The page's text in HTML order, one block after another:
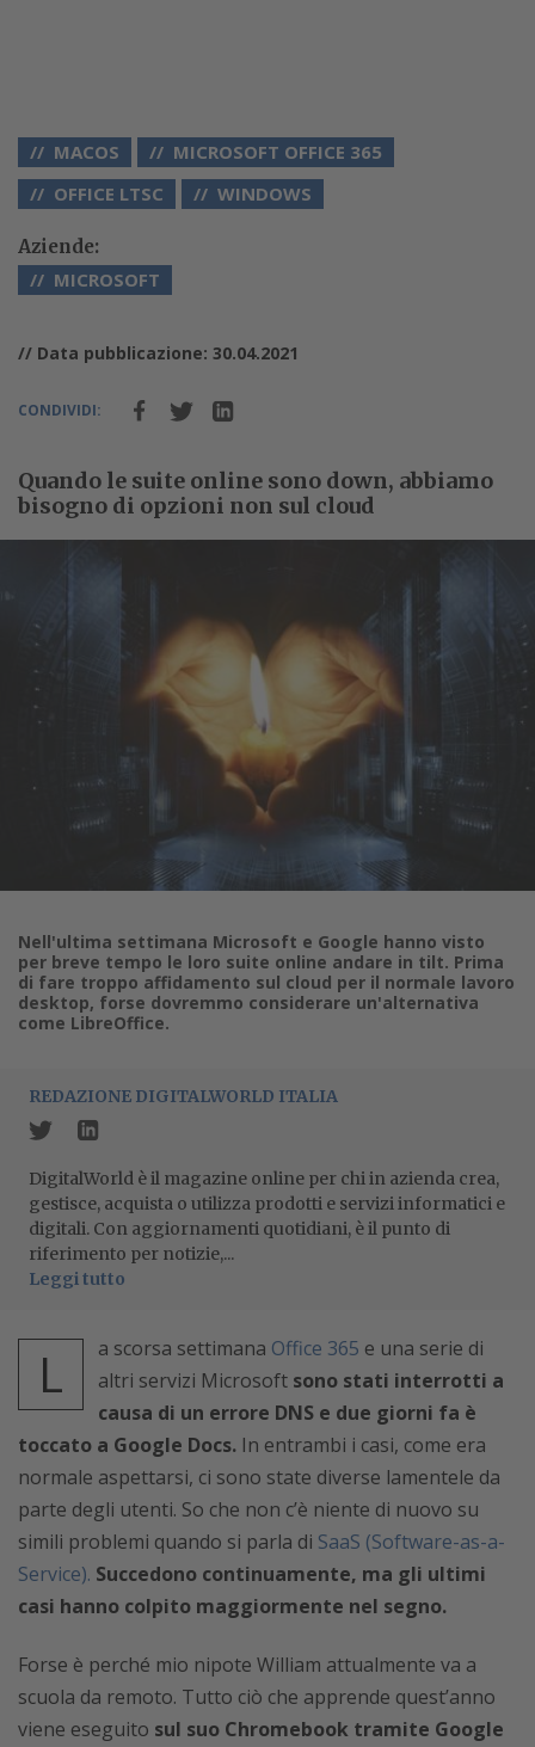
MACOS
MICROSOFT OFFICE 365
OFFICE LTSC
WINDOWS
Aziende:
MICROSOFT
// Data pubblicazione: 30.04.2021
CONDIVIDI:
Quando le suite online sono down, abbiamo
bisogno di opzioni non sul cloud
Nell'ultima settimana Microsoft e Google hanno visto
per breve tempo le loro suite online andare in tilt. Prima
di fare troppo affidamento sul cloud per il normale lavoro
desktop, forse dovremmo considerare un'alternativa
come LibreOffice.
REDAZIONE DIGITALWORLD ITALIA
DigitalWorld è il magazine online per chi in azienda crea,
gestisce, acquista o utilizza prodotti e servizi informatici e
digitali. Con aggiornamenti quotidiani, è il punto di
riferimento per notizie,...
Leggi tutto
L a scorsa settimana Office 365 e una serie di
altri servizi Microsoft sono stati interrotti a
causa di un errore DNS e due giorni fa è
toccato a Google Docs. In entrambi i casi, come era
normale aspettarsi, ci sono state diverse lamentele da
parte degli utenti. So che non c’è niente di nuovo su
simili problemi quando si parla di SaaS (Software-as-a-
Service). Succedono continuamente, ma gli ultimi
casi hanno colpito maggiormente nel segno.
Forse è perché mio nipote William attualmente va a
scuola da remoto. Tutto ciò che apprende quest’anno
viene eseguito sul suo Chromebook tramite Google